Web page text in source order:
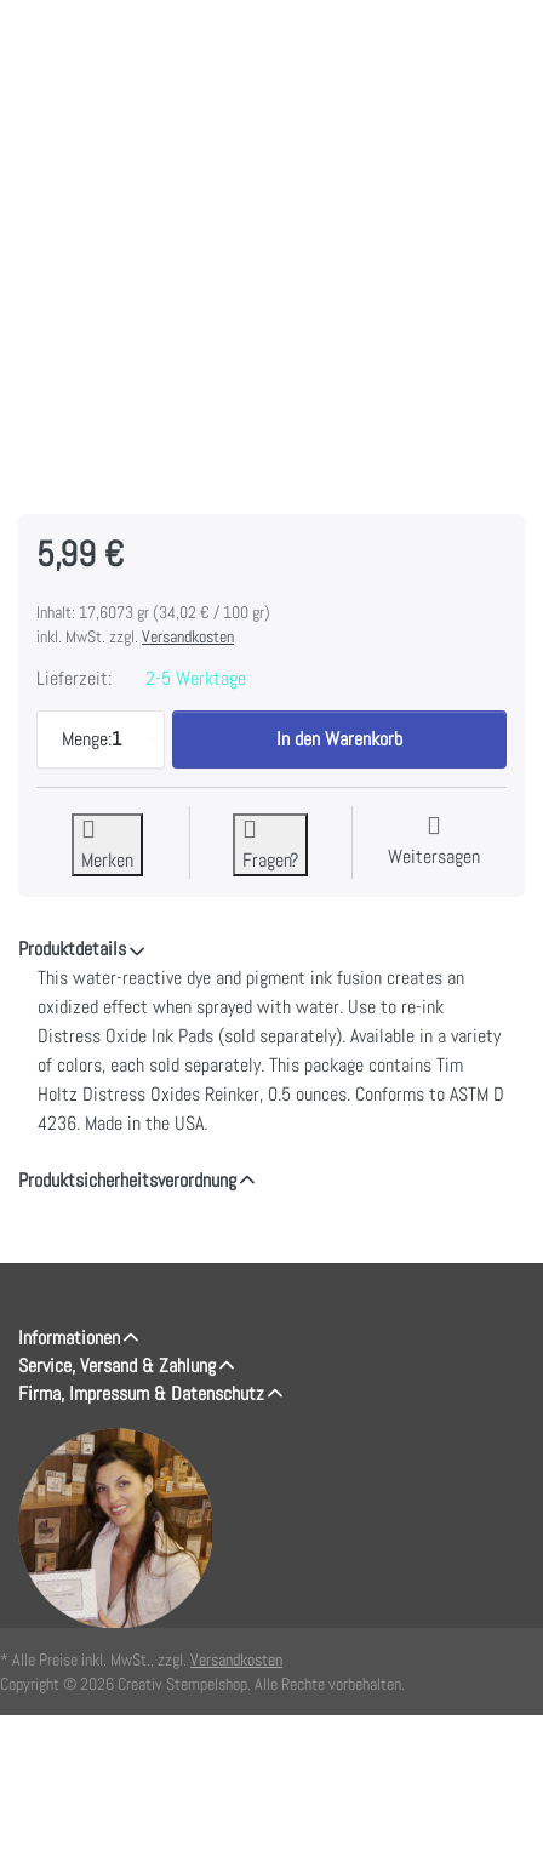
5,99 €
Inhalt: 17,6073 gr (34,02 € / 100 gr)
inkl. MwSt. zzgl. Versandkosten
Lieferzeit: 2-5 Werktage
Menge:1
Tim Holtz Distress Oxides Reinker-Shaded Lilac
In den Warenkorb
Merken Fragen? Weitersagen
Produktdetails
This water-reactive dye and pigment ink fusion creates an
oxidized effect when sprayed with water. Use to re-ink
Distress Oxide Ink Pads (sold separately). Available in a variety
of colors, each sold separately. This package contains Tim
Holtz Distress Oxides Reinker, 0.5 ounces. Conforms to ASTM D
4236. Made in the USA.
Produktsicherheitsverordnung
Informationen
Service, Versand & Zahlung
Firma, Impressum & Datenschutz
* Alle Preise inkl. MwSt., zzgl. Versandkosten
Copyright © 2026 Creativ Stempelshop. Alle Rechte vorbehalten.